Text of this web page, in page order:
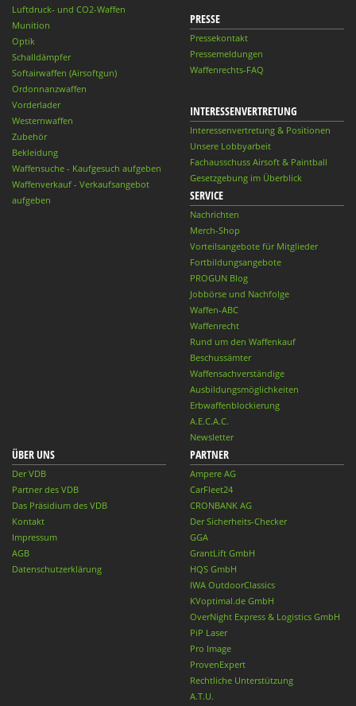
Luftdruck- und CO2-Waffen
Munition
Optik
Schalldämpfer
Softairwaffen (Airsoftgun)
Ordonnanzwaffen
Vorderlader
Westernwaffen
Zubehör
Bekleidung
Waffensuche - Kaufgesuch aufgeben
Waffenverkauf - Verkaufsangebot
aufgeben
PRESSE
Pressekontakt
Pressemeldungen
Waffenrechts-FAQ
INTERESSENVERTRETUNG
Interessenvertretung & Positionen
Unsere Lobbyarbeit
Fachausschuss Airsoft & Paintball
Gesetzgebung im Überblick
SERVICE
Nachrichten
Merch-Shop
Vorteilsangebote für Mitglieder
Fortbildungsangebote
PROGUN Blog
Jobbörse und Nachfolge
Waffen-ABC
Waffenrecht
Rund um den Waffenkauf
Beschussämter
Waffensachverständige
Ausbildungsmöglichkeiten
Erbwaffenblockierung
A.E.C.A.C.
Newsletter
ÜBER UNS
Der VDB
Partner des VDB
Das Präsidium des VDB
Kontakt
Impressum
AGB
Datenschutzerklärung
PARTNER
Ampere AG
CarFleet24
CRONBANK AG
Der Sicherheits-Checker
GGA
GrantLift GmbH
HQS GmbH
IWA OutdoorClassics
KVoptimal.de GmbH
OverNight Express & Logistics GmbH
PiP Laser
Pro Image
ProvenExpert
Rechtliche Unterstützung
A.T.U.